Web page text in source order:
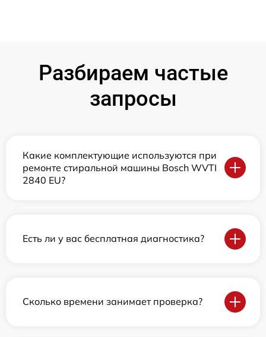
Разбираем частые
запросы
Какие комплектующие используются при
ремонте стиральной машины Bosch WVTI
2840 EU?
Есть ли у вас бесплатная диагностика?
Сколько времени занимает проверка?